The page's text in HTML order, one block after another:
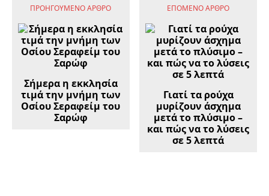
ΠΡΟΗΓΟΎΜΕΝΟ ΆΡΘΡΟ
Σήμερα η εκκλησία
τιμά την μνήμη των
Οσίου Σεραφείμ του
Σαρώφ
ΕΠΌΜΕΝΟ ΆΡΘΡΟ
Γιατί τα ρούχα
μυρίζουν άσχημα
μετά το πλύσιμο –
και πώς να το λύσεις
σε 5 λεπτά